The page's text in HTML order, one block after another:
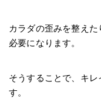
カラダの歪みを整え
必要になります。
そうすることで、キ
す。